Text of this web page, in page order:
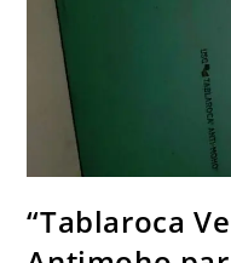
“Tablaroca